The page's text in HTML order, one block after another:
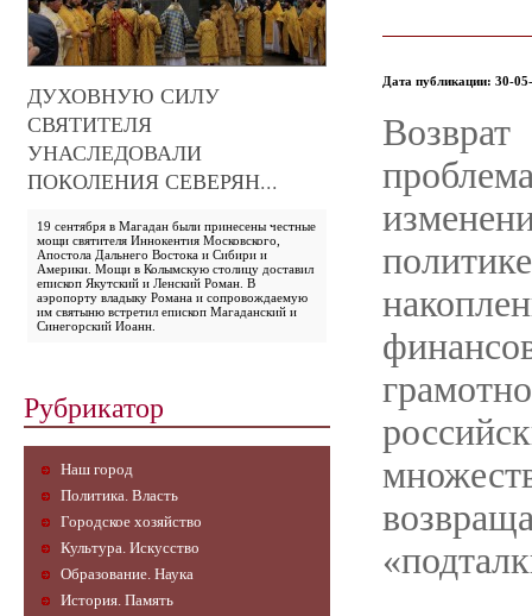
ДУХОВНУЮ СИЛУ
СВЯТИТЕЛЯ
УНАСЛЕДОВАЛИ
ПОКОЛЕНИЯ СЕВЕРЯН...
19 сентября в Магадан были принесены честные
мощи святителя Иннокентия Московского,
Апостола Дальнего Востока и Сибири и
Америки. Мощи в Колымскую столицу доставил
епископ Якутский и Ленский Роман. В
аэропорту владыку Романа и сопровождаемую
им святыню встретил епископ Магаданский и
Синегорский Иоанн.
Рубрикатор
Наш город
Политика. Власть
Городское хозяйство
Культура. Искусство
Образование. Наука
История. Память
Дата публикации: 30-